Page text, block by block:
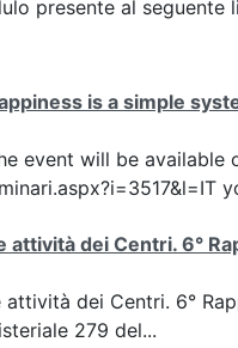
presente al seguente
is a simple
event will be available
attività dei Centri. 6°
attività dei Centri. 6°
279 del...